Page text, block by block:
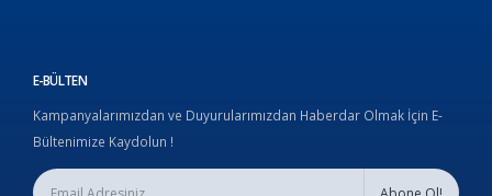
E-BÜLTEN
Kampanyalarımızdan ve Duyurularımızdan Haberdar Olmak İçin E-
Bültenimize Kaydolun !